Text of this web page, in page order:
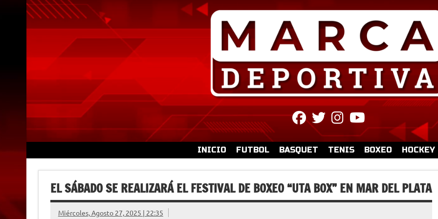
fab
fa-
facebook
fab
fa-
twitter
fab
fa-
instagram
fa-
youtube
INICIO FUTBOL BASQUET TENIS BOXEO HOCKEY
EL SÁBADO SE REALIZARÁ EL FESTIVAL DE BOXEO “UTA BOX” EN MAR DEL PLATA
Miércoles, Agosto 27, 2025 | 22:35